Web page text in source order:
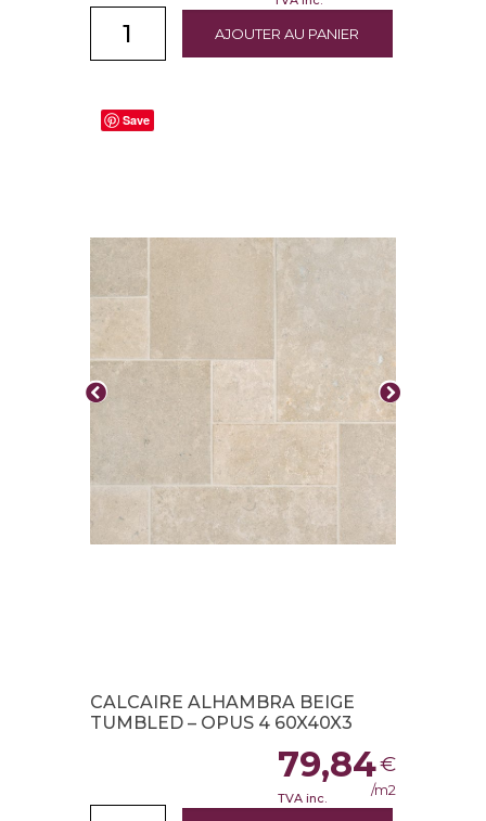
AJOUTER AU PANIER
Save
CALCAIRE ALHAMBRA BEIGE
TUMBLED – OPUS 4 60X40X3
79,84€
TVA inc. /m2